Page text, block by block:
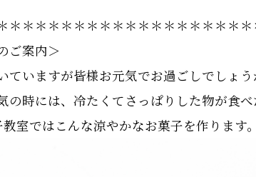
＊＊＊＊＊＊＊＊＊＊＊＊＊＊＊＊＊＊＊
ご案内＞
ていますが皆様お元気でお過ごしでしょう
の時には、冷たくてさっぱりした物が食べ
室ではこんな涼やかなお菓子を作ります。